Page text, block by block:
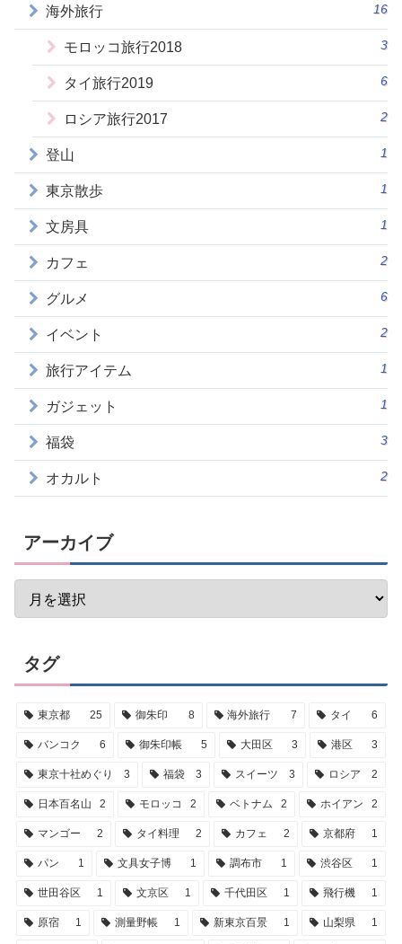
海外旅行 16
モロッコ旅行2018 3
タイ旅行2019 6
ロシア旅行2017 2
登山 1
東京散歩 1
文房具 1
カフェ 2
グルメ 6
イベント 2
旅行アイテム 1
ガジェット 1
福袋 3
オカルト 2
アーカイブ
タグ
東京都 25 御朱印 8 海外旅行 7 タイ 6
バンコク 6 御朱印帳 5 大田区 3 港区 3
東京十社めぐり 3 福袋 3 スイーツ 3 ロシア 2
日本百名山 2 モロッコ 2 ベトナム 2 ホイアン 2
マンゴー 2 タイ料理 2 カフェ 2 京都府 1
パン 1 文具女子博 1 調布市 1 渋谷区 1
世田谷区 1 文京区 1 千代田区 1 飛行機 1
原宿 1 測量野帳 1 新東京百景 1 山梨県 1